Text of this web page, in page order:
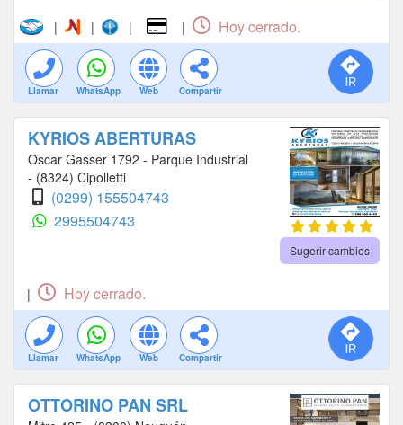
| | | | Hoy cerrado.
Llamar WhatsApp Web Compartir
KYRIOS ABERTURAS
Oscar Gasser 1792 - Parque Industrial
- (8324) Cipolletti
(0299) 155504743
2995504743
Sugerir cambios
| Hoy cerrado.
Llamar WhatsApp Web Compartir
OTTORINO PAN SRL